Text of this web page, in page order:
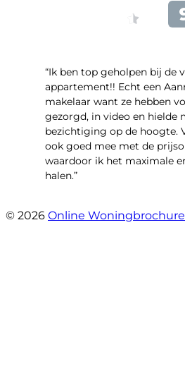
“Ik ben top geholpen bij de
appartement!! Echt een
makelaar want ze hebben
gezorgd, in video en hielde
bezichtiging op de hoogte.
ook goed mee met de
waardoor ik het maximale
halen.”
© 2026 Online Woningbrochure